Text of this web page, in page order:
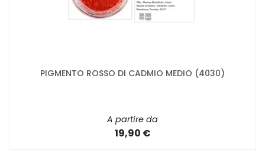
PIGMENTO ROSSO DI CADMIO MEDIO (4030)
A partire da
19,90 €